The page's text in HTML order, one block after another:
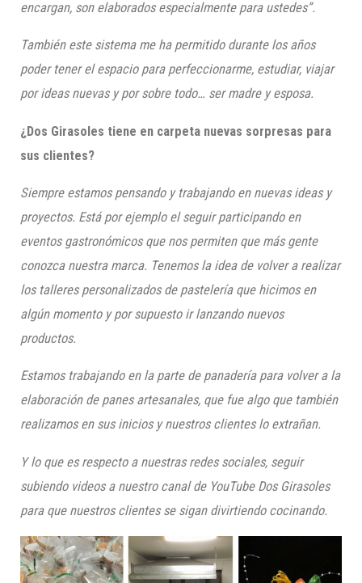
encargan, son elaborados especialmente para ustedes”.
También este sistema me ha permitido durante los años
poder tener el espacio para perfeccionarme, estudiar, viajar
por ideas nuevas y por sobre todo… ser madre y esposa.
¿Dos Girasoles tiene en carpeta nuevas sorpresas para
sus clientes?
Siempre estamos pensando y trabajando en nuevas ideas y
proyectos. Estápor ejemplo el seguir participando en
eventos gastronómicos que nos permiten que más gente
conozca nuestra marca. Tenemos la idea de volver a realizar
los talleres personalizados de pastelería que hicimos en
algún momento y por supuesto ir lanzando nuevos
productos.
Estamos trabajando en la parte de panadería para volver a la
elaboración de panes artesanales, que fue algo que también
realizamos en sus inicios y nuestros clientes lo extrañan.
Y lo que es respecto a nuestras redes sociales, seguir
subiendo videos a nuestro canal de YouTube Dos Girasoles
para que nuestros clientes se sigan divirtiendo cocinando.